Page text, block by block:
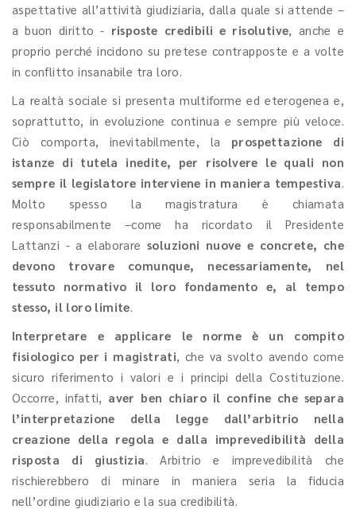
aspettative all’attività giudiziaria, dalla quale si attende –
a buon diritto - risposte credibili e risolutive , anche e
proprio perché incidono su pretese contrapposte e a volte
in conflitto insanabile tra loro.
La realtà sociale si presenta multiforme ed eterogenea e,
soprattutto, in evoluzione continua e sempre più veloce.
Ciò comporta, inevitabilmente, la prospettazione di
istanze di tutela inedite, per risolvere le quali non
sempre il legislatore interviene in maniera tempestiva
Molto spesso la magistratura è chiamata
responsabilmente –come ha ricordato il Presidente
Lattanzi - a elaborare soluzioni nuove e concrete, che
devono trovare comunque, necessariamente, nel
tessuto normativo il loro fondamento e, al tempo
stesso, il loro limite
Interpretare e applicare le norme è un compito
fisiologico per i magistrati , che va svolto avendo come
sicuro riferimento i valori e i principi della Costituzione.
Occorre, infatti, aver ben chiaro il confine che separa
l’interpretazione della legge dall’arbitrio nella
creazione della regola e dalla imprevedibilità della
risposta di giustizia . Arbitrio e imprevedibilità che
rischierebbero di minare in maniera seria la fiducia
nell’ordine giudiziario e la sua credibilità.